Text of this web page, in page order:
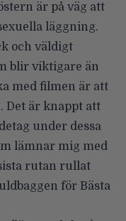
är på väg att
läggning.
och väldigt
blir viktigare än
med filmen är att
Det är knappt att
under dessa
lämnar mig med
rutan rullat
för Bästa